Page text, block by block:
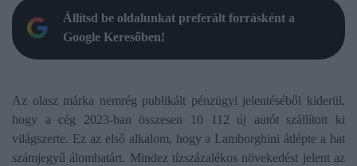
Állítsd be oldalunkat preferált forrásként a
Google Keresőben!
Az olasz márka nemrég publikált pénzügyi jelentéséből kiderül,
hogy a cég 2023-ban összesen 10 112 új autót szállított ki
világszerte. Ez az első alkalom, hogy a Lamborghini átlépte a hat
számjegyű álomhatárt. Mindez tízszázalékos növekedést jelent az